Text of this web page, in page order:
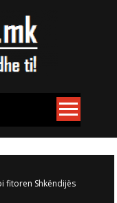
fitoren Shkëndijës